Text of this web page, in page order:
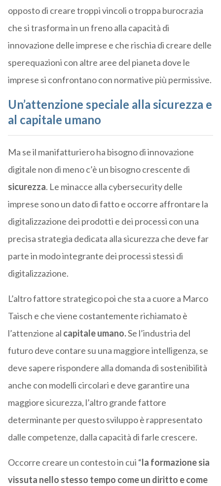
opposto di creare troppi vincoli o troppa burocrazia
che si trasforma in un freno alla capacità di
innovazione delle imprese e che rischia di creare delle
sperequazioni con altre aree del pianeta dove le
imprese si confrontano con normative più permissive.
Un’attenzione speciale alla sicurezza e
al capitale umano
Ma se il manifatturiero ha bisogno di innovazione
digitale non di meno c’è un bisogno crescente di
sicurezza. Le minacce alla cybersecurity delle
imprese sono un dato di fatto e occorre affrontare la
digitalizzazione dei prodotti e dei processi con una
precisa strategia dedicata alla sicurezza che deve far
parte in modo integrante dei processi stessi di
digitalizzazione.
L’altro fattore strategico poi che sta a cuore a Marco
Taisch e che viene costantemente richiamato è
l’attenzione al capitale umano.Se l’industria del
futuro deve contare su una maggiore intelligenza, se
deve sapere rispondere alla domanda di sostenibilità
anche con modelli circolari e deve garantire una
maggiore sicurezza, l’altro grande fattore
determinante per questo sviluppo è rappresentato
dalle competenze, dalla capacità di farle crescere.
Occorre creare un contesto in cui “la formazione sia
vissuta nello stesso tempo come un diritto e come